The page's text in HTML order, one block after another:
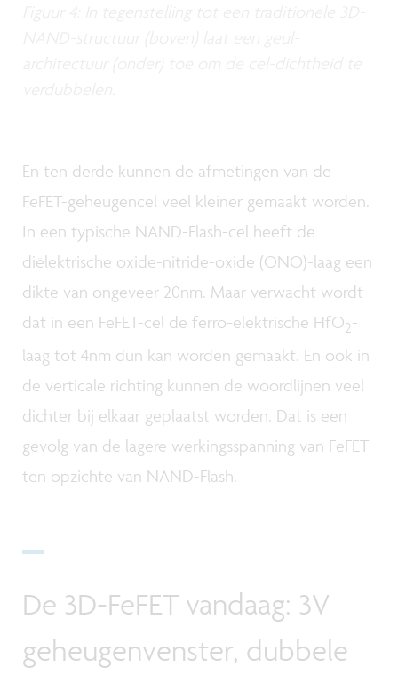
En ten derde kunnen de afmetingen van de
FeFET-geheugencel veel kleiner gemaakt worden.
In een typische NAND-Flash-cel heeft de
diëlektrische oxide-nitride-oxide (ONO)-laag een
dikte van ongeveer 20nm. Maar verwacht wordt
dat in een FeFET-cel de ferro-elektrische HfO2-
laag tot 4nm dun kan worden gemaakt. En ook in
de verticale richting kunnen de woordlijnen veel
dichter bij elkaar geplaatst worden. Dat is een
gevolg van de lagere werkingsspanning van FeFET
ten opzichte van NAND-Flash.
De 3D-FeFET vandaag: 3V
geheugenvenster, dubbele